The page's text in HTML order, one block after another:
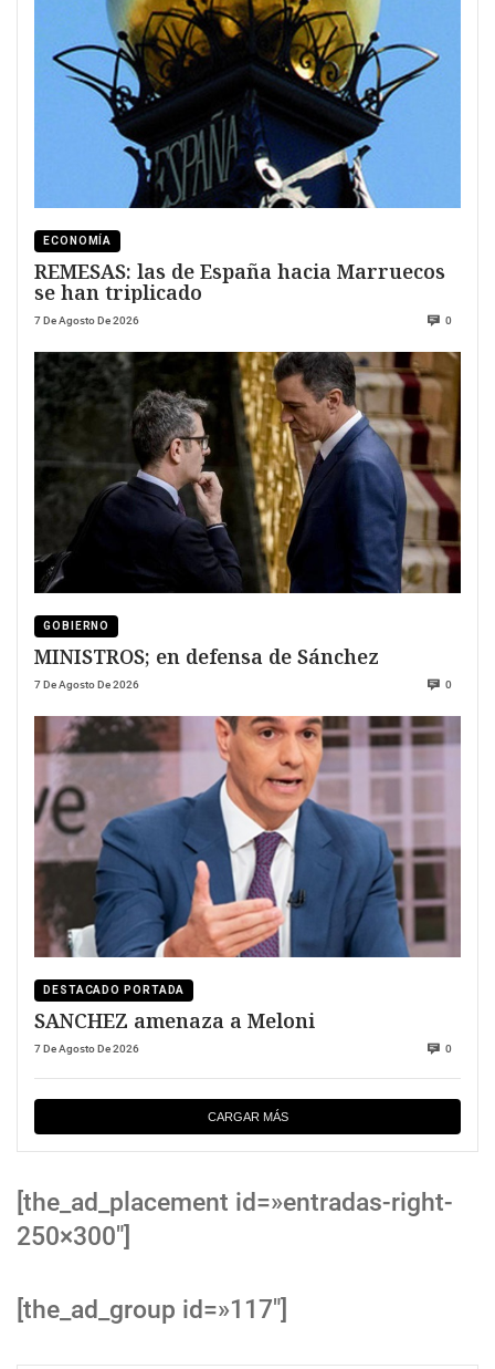
ECONOMÍA
REMESAS: las de España hacia Marruecos
se han triplicado
7 De Agosto De 2026 0
GOBIERNO
MINISTROS; en defensa de Sánchez
7 De Agosto De 2026 0
DESTACADO PORTADA
SANCHEZ amenaza a Meloni
7 De Agosto De 2026 0
CARGAR MÁS
[the_ad_placement id=»entradas-right-
250×300″]
[the_ad_group id=»117″]